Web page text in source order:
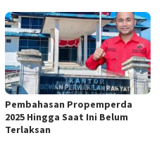
Pembahasan Propemperda
2025 Hingga Saat Ini Belum
Terlaksan